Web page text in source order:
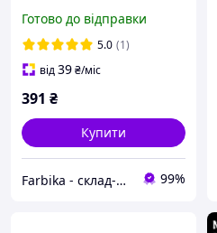
Готово до відправки
5.0 (1)
від39₴/міс
391 ₴
Купити
Farbika - склад-магазин будматеріалів 99%